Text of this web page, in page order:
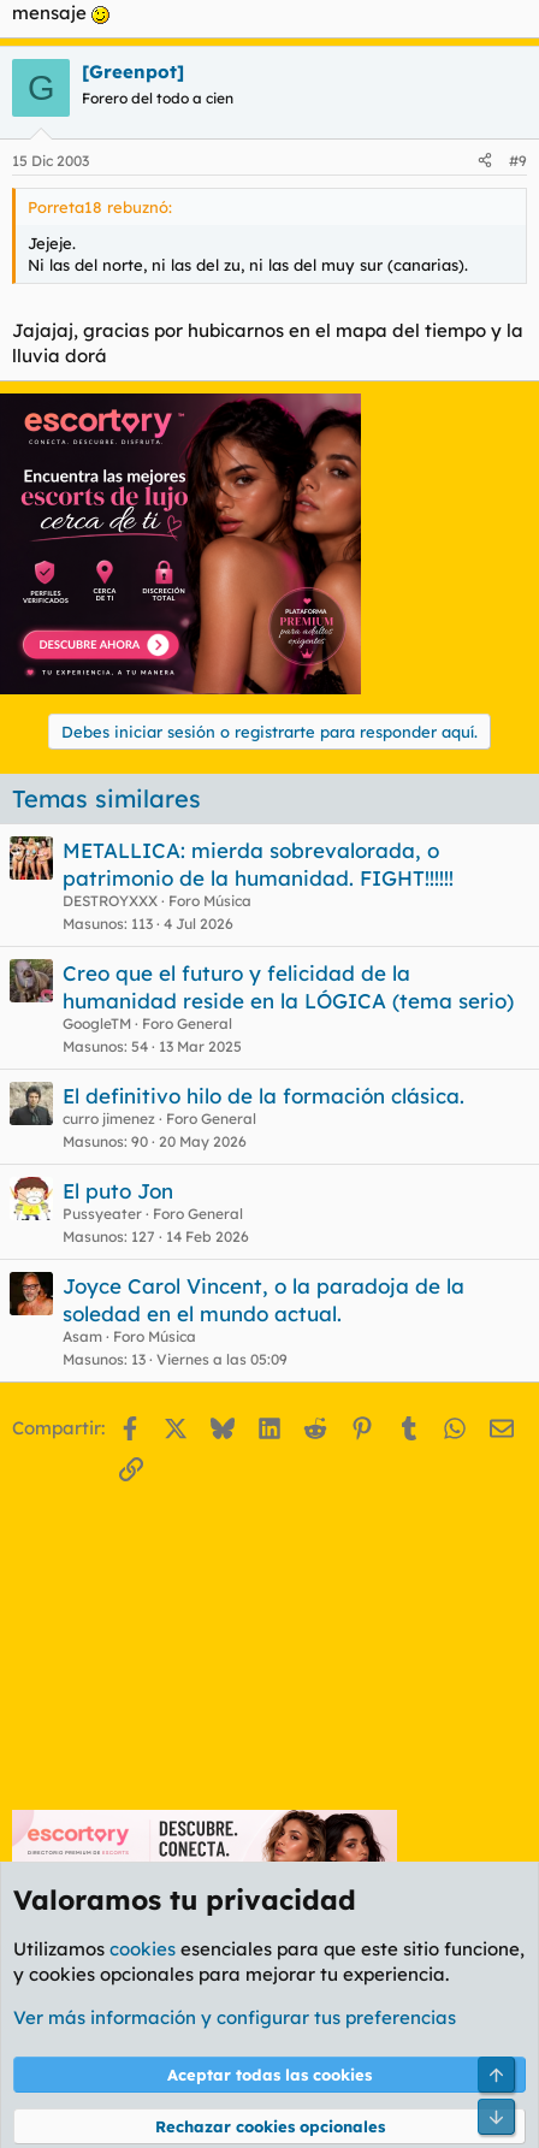
mensaje
G [Greenpot]
Forero del todo a cien
15 Dic 2003 #9
Porreta18 rebuznó:
Jejeje.
Ni las del norte, ni las del zu, ni las del muy sur (canarias).
Jajajaj, gracias por hubicarnos en el mapa del tiempo y la
lluvia dorá
Debes iniciar sesión o registrarte para responder aquí.
Temas similares
METALLICA: mierda sobrevalorada, o
patrimonio de la humanidad. FIGHT!!!!!!
DESTROYXXX
Foro Música
Masunos 113 4 Jul 2026
Creo que el futuro y felicidad de la
humanidad reside en la LÓGICA (tema serio)
GoogleTM
Foro General
Masunos 54 13 Mar 2025
El definitivo hilo de la formación clásica.
curro jimenez
Foro General
Masunos 90 20 May 2026
El puto Jon
Pussyeater
Foro General
Masunos 127 14 Feb 2026
Joyce Carol Vincent, o la paradoja de la
soledad en el mundo actual.
Asam
Foro Música
Masunos 13 Viernes a las 05:09
Compartir: Facebook BlueskyLinkedIn
Reddit Pinterest
Tumblr
Enlace
Foro General
Cookies
PL OLDSTYLE AMARILLO
Términos y reglas Política de privacidad Ayuda
®
Valoramos tu privacidad
Utilizamos cookies esenciales para que este sitio funcione,
y cookies opcionales para mejorar tu experiencia.
Ver más información y configurar tus preferencias
Aceptar todas las cookies
Rechazar cookies opcionales
Pie